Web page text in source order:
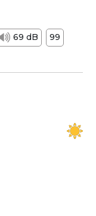
69 dB
99